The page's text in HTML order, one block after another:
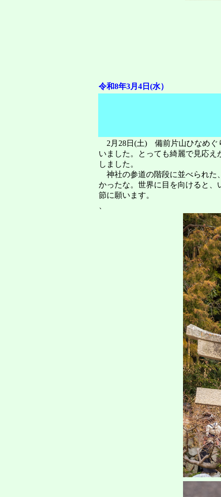
令和8年3月4日(水）
2月28日(土) 備前片山ひなめぐ
いました。とっても綺麗で見応
しました。
神社の参道の階段に並べられた
かったな。世界に目を向けると
節に願います。